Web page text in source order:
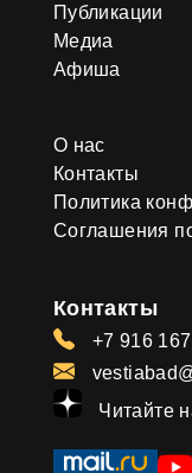
Публикации
Медиа
Афиша
О нас
Контакты
Политика
Соглашения
Контакты
+7 916
Читайте